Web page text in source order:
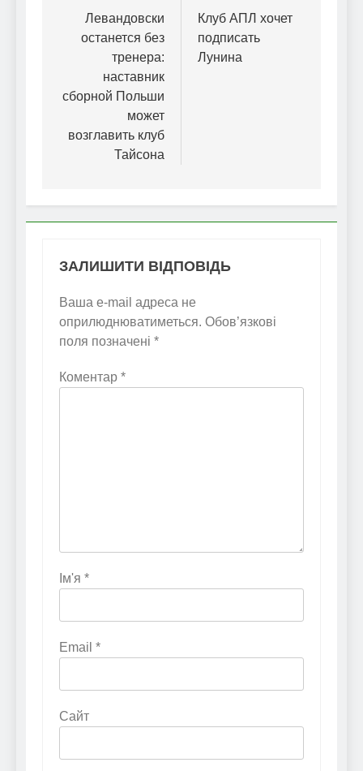
записів
Левандовски
останется без
тренера:
наставник
сборной Польши
может
возглавить клуб
Тайсона
Клуб АПЛ хочет
подписать
Лунина
ЗАЛИШИТИ ВІДПОВІДЬ
Ваша e-mail адреса не
оприлюднюватиметься. Обов’язкові
поля позначені *
Коментар *
Ім'я *
Email *
Сайт